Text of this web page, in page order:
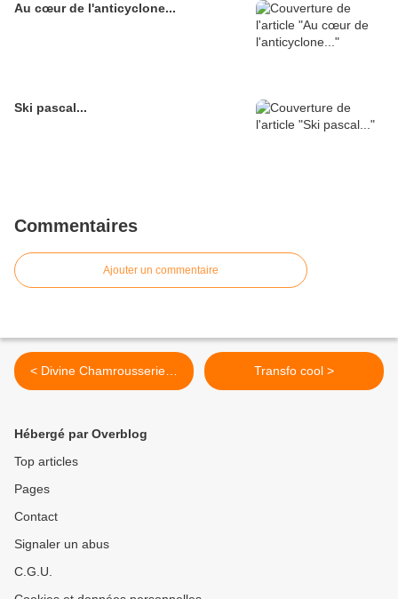
Au cœur de l'anticyclone...
Ski pascal...
Commentaires
Ajouter un commentaire
< Divine Chamrousserie… Transfo cool >
Hébergé par Overblog
Top articles
Pages
Contact
Signaler un abus
C.G.U.